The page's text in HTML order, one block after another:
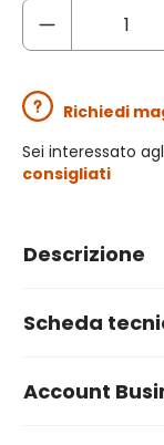
Richiedi
Sei interessato
consigliati
Descrizione
Scheda
Account